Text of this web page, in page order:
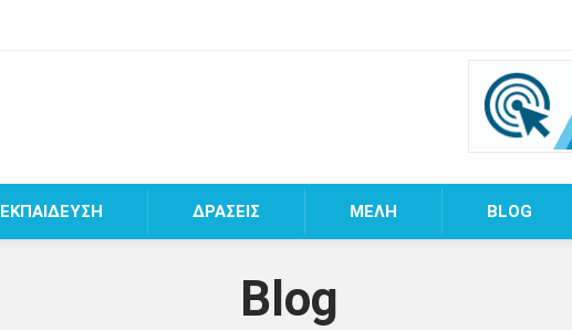
ΕΚΠΑΙΔΕΥΣΗ ΔΡΑΣΕΙΣ MEΛΗ BLOG
Blog